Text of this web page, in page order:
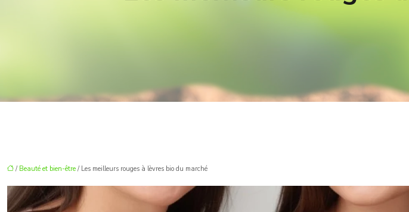
/ Beauté et bien-être / Les meilleurs rouges à lèvres bio du marché